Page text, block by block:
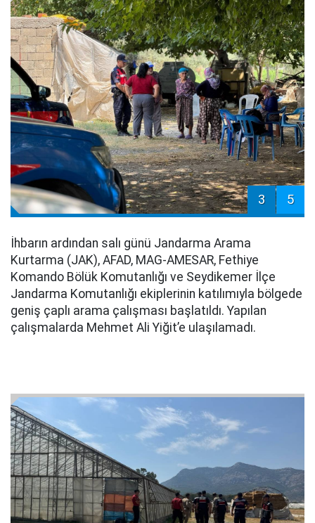
3 5
İhbarın ardından salı günü Jandarma Arama
Kurtarma (JAK), AFAD, MAG-AMESAR, Fethiye
Komando Bölük Komutanlığı ve Seydikemer İlçe
Jandarma Komutanlığı ekiplerinin katılımıyla bölgede
geniş çaplı arama çalışması başlatıldı. Yapılan
çalışmalarda Mehmet Ali Yiğit’e ulaşılamadı.